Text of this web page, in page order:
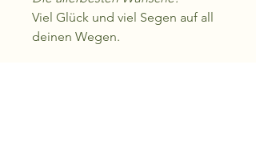
Viel Glück und viel Segen auf all
deinen Wegen.